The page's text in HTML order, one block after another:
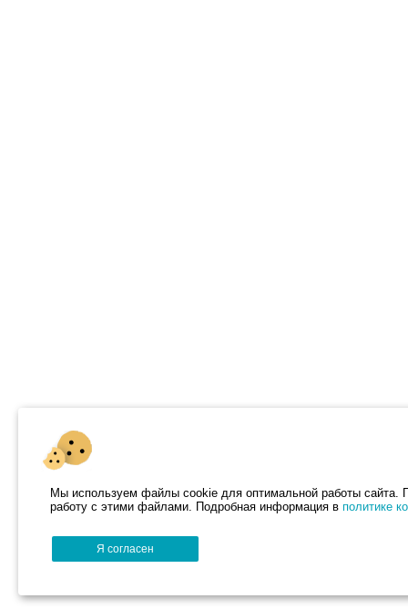
Мы используем файлы cookie для оптимальной работы сайта.
работу с этими файлами. Подробная информация в политике
Я согласен